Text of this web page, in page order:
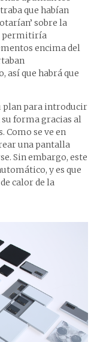
que habían
sobre la
permitiría
encima del
así que habrá que
plan para introducir
forma gracias al
Como se ve en
una pantalla
Sin embargo, este
y es que
calor de la